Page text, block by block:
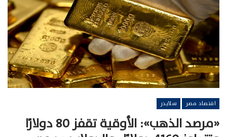
اقتصاد مصر سلايدر
«مرصد الذهب»: الأوقية تقفز 80 دولارًا